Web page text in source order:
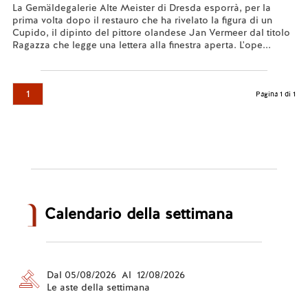
La Gemäldegalerie Alte Meister di Dresda esporrà, per la
prima volta dopo il restauro che ha rivelato la figura di un
Cupido, il dipinto del pittore olandese Jan Vermeer dal titolo
Ragazza che legge una lettera alla finestra aperta. L'ope...
1 Pagina 1 di 1
Calendario della settimana
Dal 05/08/2026 Al 12/08/2026
Le aste della settimana